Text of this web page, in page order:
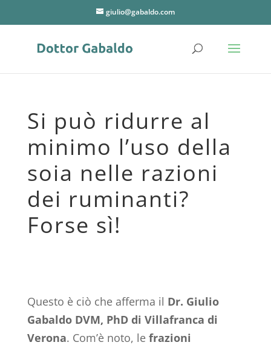
giulio@gabaldo.com
Si può ridurre al
minimo l’uso della
soia nelle razioni
dei ruminanti?
Forse sì!
Questo è ciò che afferma il Dr. Giulio
Gabaldo DVM, PhD di Villafranca di
Verona. Com’è noto, le frazioni